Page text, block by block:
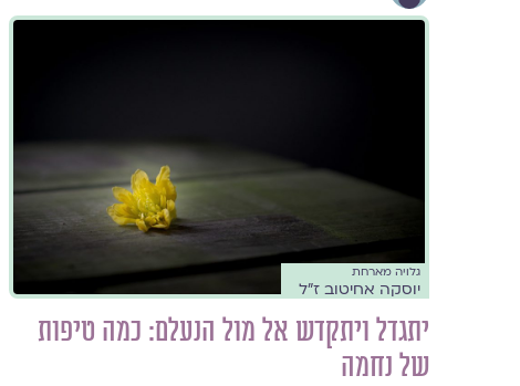
גלויה מארחת
יוסקה אחיטוב ז״ל
יתגדל ויתקדש אל מול הנעלם: כמה טיפות
של נחמה